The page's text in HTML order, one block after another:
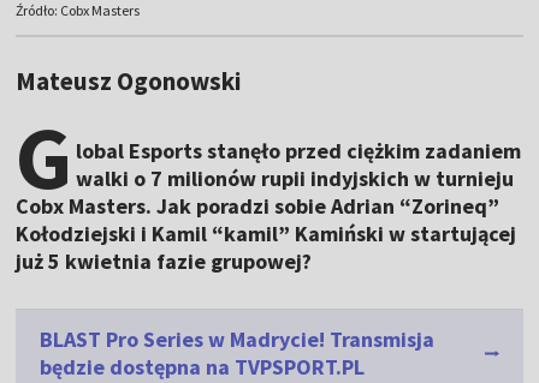
Źródło: Cobx Masters
Mateusz Ogonowski
G lobal Esports stanęło przed ciężkim zadaniem
walki o 7 milionów rupii indyjskich w turnieju
Cobx Masters. Jak poradzi sobie Adrian “Zorineq”
Kołodziejski i Kamil “kamil” Kamiński w startującej
już 5 kwietnia fazie grupowej?
BLAST Pro Series w Madrycie! Transmisja
będzie dostępna na TVPSPORT.PL